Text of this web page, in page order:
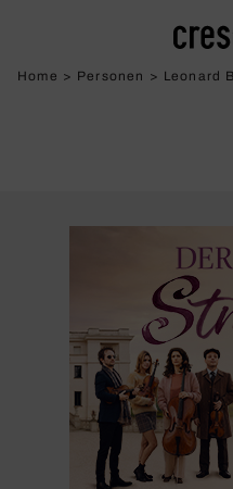
Home > Personen > Leonard